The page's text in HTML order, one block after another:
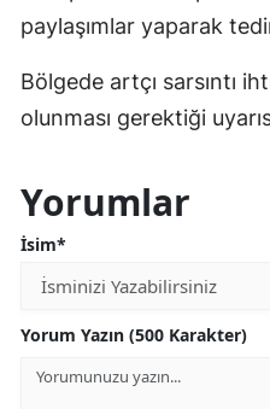
paylaşımlar yaparak
Bölgede artçı sarsıntı
olunması gerektiği
Yorumlar
İsim*
Yorum Yazın (500 Karakter)